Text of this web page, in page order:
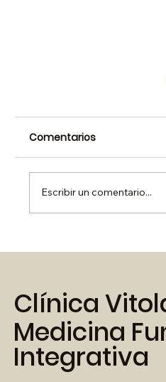
Turrón de Limón y
Comentarios
Escribir un comentario...
Clínica
Medicina
Integrativa